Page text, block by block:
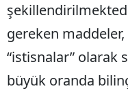
gereken
“istisnalar” olarak
büyük oranda